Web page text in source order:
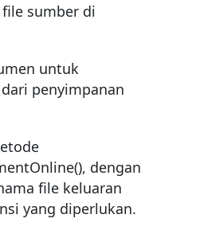
sumber di
untuk
penyimpanan
dengan
file keluaran
yang diperlukan.